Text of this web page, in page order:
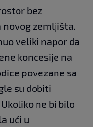
bez
zemljišta.
veliki napor da
koncesije na
povezane sa
su dobiti
ne bi bilo
ući u